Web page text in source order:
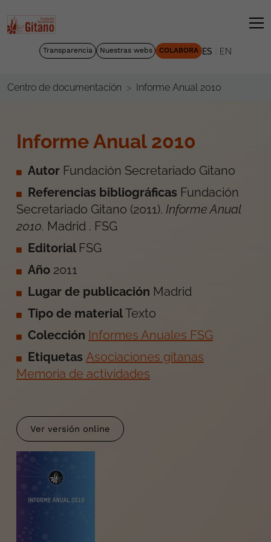
Transparencia Nuestras webs COLABORA ES EN
Centro de documentación Informe Anual 2010
Informe Anual 2010
Autor Fundación Secretariado Gitano
Referencias bibliográficas Fundación
Secretariado Gitano (2011). Informe Anual
2010. Madrid . FSG
Editorial FSG
Año 2011
Lugar de publicación Madrid
Tipo de material Texto
Colección Informes Anuales FSG
Etiquetas Asociaciones gitanas
Memoria de actividades
Ver versión online